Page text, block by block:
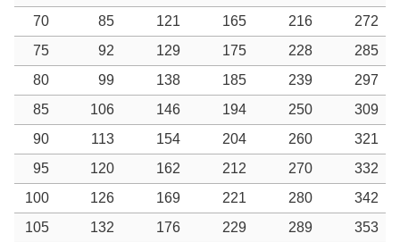
70
85 121 165 216
272
75
92 129 175 228
285
80
99 138 185 239
297
85
106 146 194 250
309
90
113 154 204 260
321
95
120 162 212 270
332
100
126 169 221 280
342
105
132 176 229 289
353